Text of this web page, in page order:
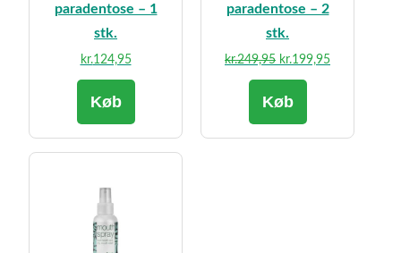
paradentose – 1
stk.
kr.124,95
Køb
paradentose – 2
stk.
kr.249,95 Den
oprindelige
pris
kr.249,95.
kr.199,95Den
kr.199,95.
Køb